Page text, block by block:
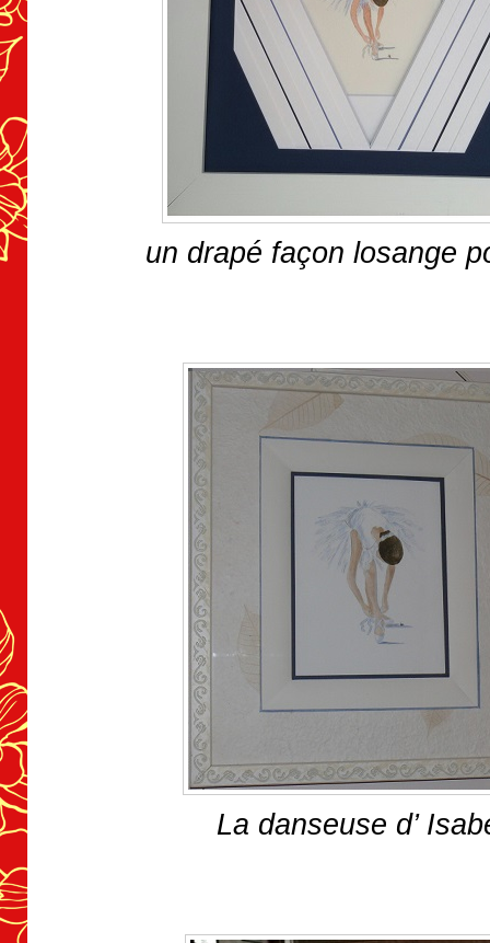
un drapé façon losange
La danseuse d’